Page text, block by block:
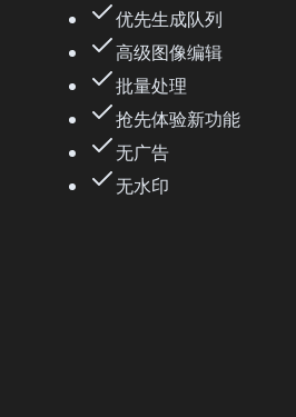
优先生成队列
高级图像编辑
批量处理
抢先体验新功能
无广告
无水印